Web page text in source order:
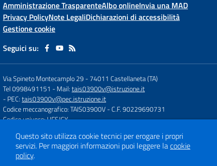
Amministrazione TrasparenteAlbo onlineInvia una MAD
Privacy PolicyNote LegaliDichiarazioni di accessibilità
Gestione cookie
Seguici su:
Via Spineto Montecamplo 29 -74011 Castellaneta (TA)
Tel 0998491151 - Mail:tais03900v@istruzione.it
- PEC:tais03900v@pec.istruzione.it
Codice meccanografico: TAIS03900V- C.F. 90229690731
Codice univoco: UFSJCY
Concept & Design by
Designers Italia
Questo sito utilizza cookie tecnici per erogare i propri
servizi. Per maggiori informazioni puoi leggere lacookie
policy.